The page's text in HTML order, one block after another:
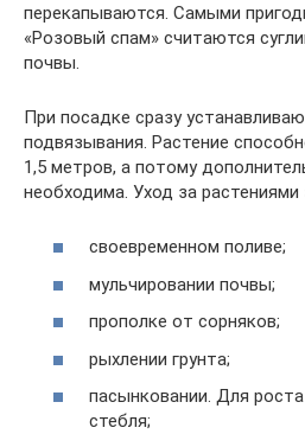
перекапываются. Самыми
«Розовый спам» считаются
почвы.
При посадке сразу
подвязывания. Растение
1,5 метров, а потому
необходима. Уход за растениями
своевременном поливе;
мульчировании почвы;
прополке от сорняков;
рыхлении грунта;
пасынковании. Для
стебля;